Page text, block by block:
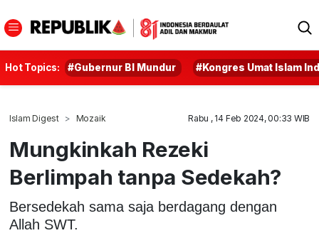
Hot Topics: #Gubernur BI Mundur #Kongres Umat Islam
Islam Digest Mozaik Rabu , 14 Feb 2024, 00:33 WIB
Mungkinkah Rezeki
Berlimpah tanpa Sedekah?
Bersedekah sama saja berdagang dengan
Allah SWT.